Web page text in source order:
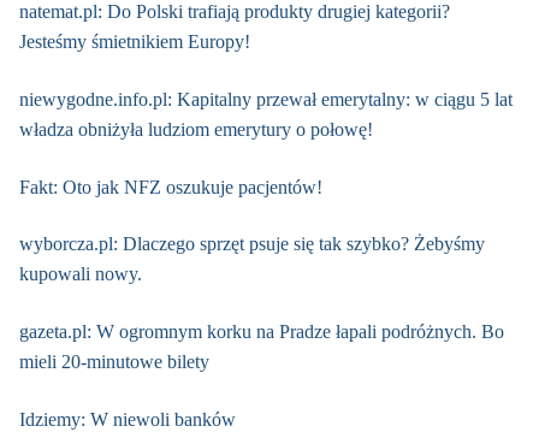
natemat.pl: Do Polski trafiają produkty drugiej kategorii?
Jesteśmy śmietnikiem Europy!
niewygodne.info.pl: Kapitalny przewał emerytalny: w ciągu 5 lat
władza obniżyła ludziom emerytury o połowę!
Fakt: Oto jak NFZ oszukuje pacjentów!
wyborcza.pl: Dlaczego sprzęt psuje się tak szybko? Żebyśmy
kupowali nowy.
gazeta.pl: W ogromnym korku na Pradze łapali podróżnych. Bo
mieli 20-minutowe bilety
Idziemy: W niewoli banków